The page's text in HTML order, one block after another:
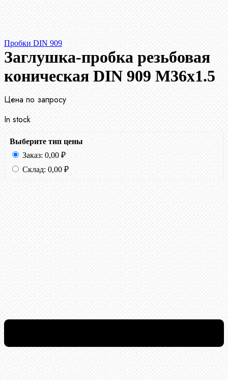
Пробки DIN 909
Заглушка-пробка резьбовая
коническая DIN 909 М36х1.5
Цена по запросу
In stock
Выберите тип цены
Заказ: 0,00 ₽
Склад: 0,00 ₽